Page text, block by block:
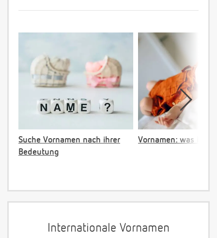
Suche Vornamen nach ihrer
Bedeutung
Vornamen: was ist
Internationale Vornamen